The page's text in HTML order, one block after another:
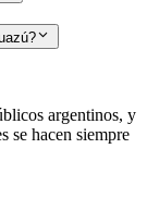
argentinos, y
se hacen siempre